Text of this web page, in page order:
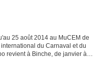
25 août 2014 au MuCEM de
du Carnaval et du
revient à Binche, de janvier à